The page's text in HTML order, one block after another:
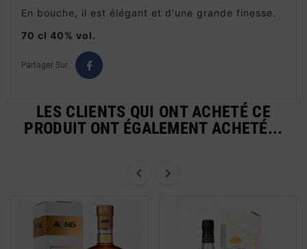
En bouche, il est élégant et d'une grande finesse.
70 cl 40% vol.
Partager Sur :
LES CLIENTS QUI ONT ACHETÉ CE
PRODUIT ONT ÉGALEMENT ACHETÉ...
 